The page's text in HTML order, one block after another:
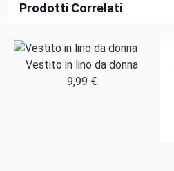
Prodotti Correlati
Vestito in lino da donna
9,99 €